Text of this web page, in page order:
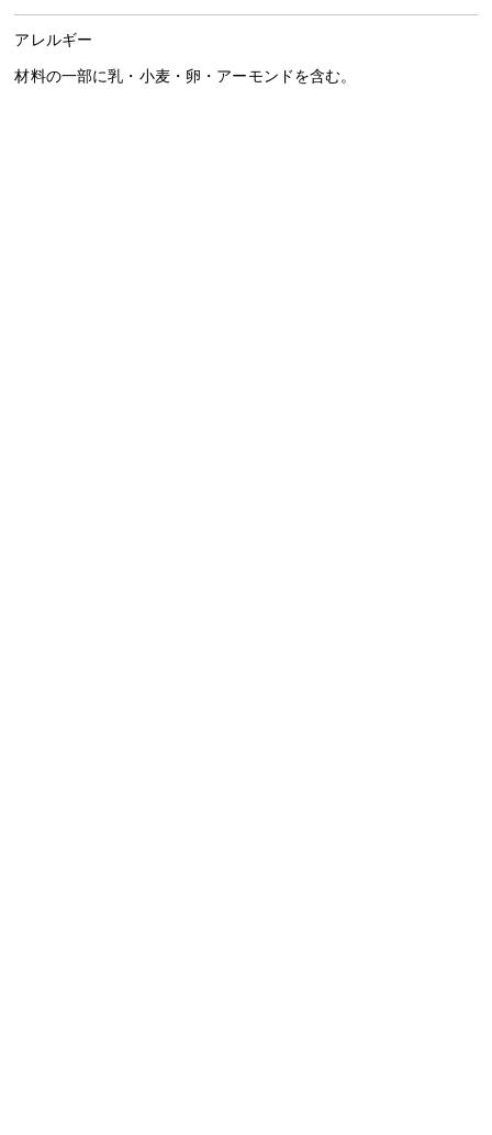
アレルギー
材料の一部に乳・小麦・卵・アーモンドを含む。